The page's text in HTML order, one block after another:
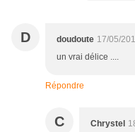
D doudoute 17/05/
un vrai délice ....
Répondre
C Chrystel